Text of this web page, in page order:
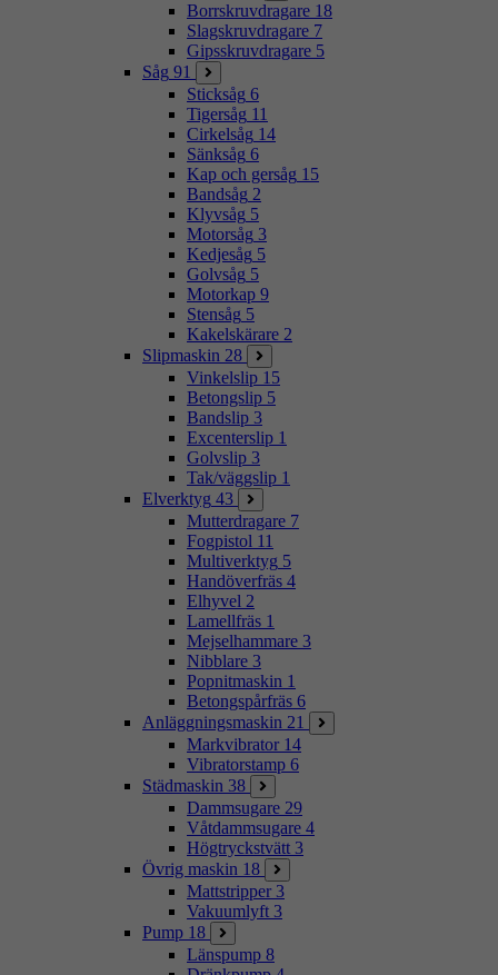
Borrskruvdragare 18
Slagskruvdragare 7
Gipsskruvdragare 5
Såg 91
Sticksåg 6
Tigersåg 11
Cirkelsåg 14
Sänksåg 6
Kap och gersåg 15
Bandsåg 2
Klyvsåg 5
Motorsåg 3
Kedjesåg 5
Golvsåg 5
Motorkap 9
Stensåg 5
Kakelskärare 2
Slipmaskin 28
Vinkelslip 15
Betongslip 5
Bandslip 3
Excenterslip 1
Golvslip 3
Tak/väggslip 1
Elverktyg 43
Mutterdragare 7
Fogpistol 11
Multiverktyg 5
Handöverfräs 4
Elhyvel 2
Lamellfräs 1
Mejselhammare 3
Nibblare 3
Popnitmaskin 1
Betongspårfräs 6
Anläggningsmaskin 21
Markvibrator 14
Vibratorstamp 6
Städmaskin 38
Dammsugare 29
Våtdammsugare 4
Högtryckstvätt 3
Övrig maskin 18
Mattstripper 3
Vakuumlyft 3
Pump 18
Länspump 8